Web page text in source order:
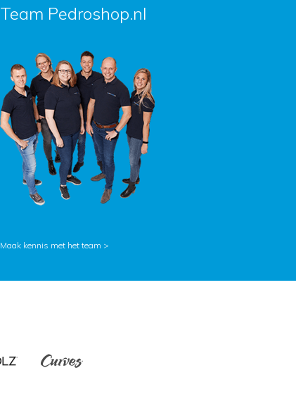
Team Pedroshop.nl
Maak kennis met het team >